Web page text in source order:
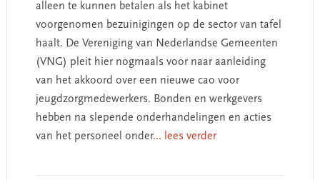
alleen te kunnen betalen als het kabinet
voorgenomen bezuinigingen op de sector van tafel
haalt. De Vereniging van Nederlandse Gemeenten
(VNG) pleit hier nogmaals voor naar aanleiding
van het akkoord over een nieuwe cao voor
jeugdzorgmedewerkers. Bonden en werkgevers
hebben na slepende onderhandelingen en acties
van het personeel onder... lees verder